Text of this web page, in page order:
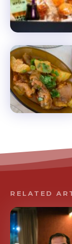
RELATED